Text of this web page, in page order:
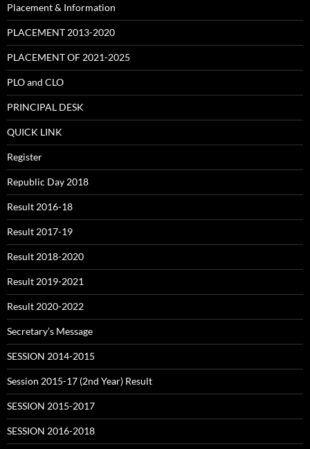
Placement & Information
PLACEMENT 2013-2020
PLACEMENT OF 2021-2025
PLO and CLO
PRINCIPAL DESK
QUICK LINK
Register
Republic Day 2018
Result 2016-18
Result 2017-19
Result 2018-2020
Result 2019-2021
Result 2020-2022
Secretary’s Message
SESSION 2014-2015
Session 2015-17 (2nd Year) Result
SESSION 2015-2017
SESSION 2016-2018